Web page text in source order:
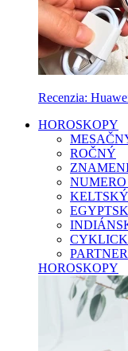
Recenzia:
HOROSKOPY
ROČNÝ
KELTSKÝ
HOROSKOPY